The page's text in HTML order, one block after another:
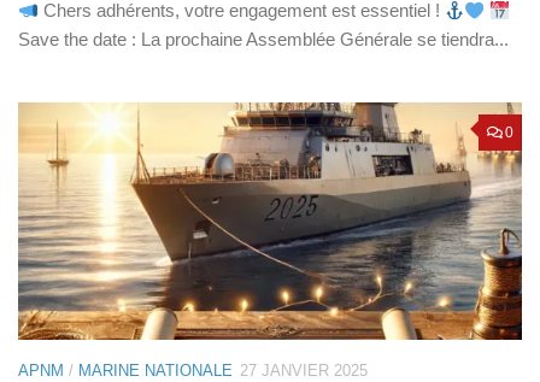
Chers adhérents, votre engagement est essentiel !
Save the date : La prochaine Assemblée Générale se tiendra...
0
APNM / MARINE NATIONALE 27 JANVIER 2025